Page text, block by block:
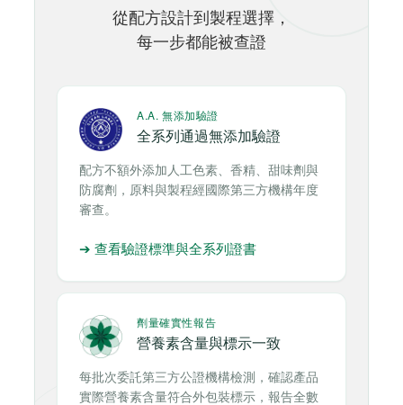
從配方設計到製程選擇，
每一步都能被查證
A.A. 無添加驗證
全系列通過無添加驗證
配方不額外添加人工色素、香精、甜味劑與
防腐劑，原料與製程經國際第三方機構年度
審查。
➔ 查看驗證標準與全系列證書
劑量確實性報告
營養素含量與標示一致
每批次委託第三方公證機構檢測，確認產品
實際營養素含量符合外包裝標示，報告全數